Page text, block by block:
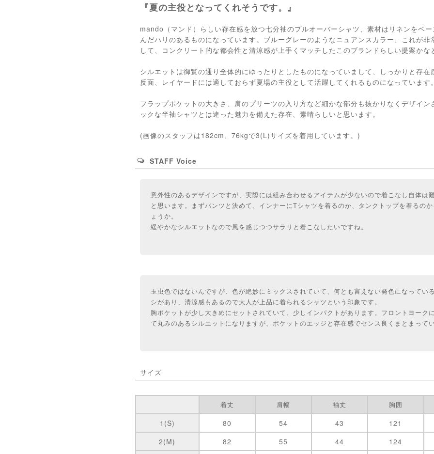
『夏の主役となってくれそうです。』
mando（マンド）らしい存在感を放つ七分袖のプルオーバーシャツ、素材はリネンをベ
んだハリのあるものになっています。ブルーグレーのようなニュアンスカラー、これが非
して、コンクリート的な都会性と清涼感が上手くマッチしたこのブランドらしい提案かな
シルエットは御覧の通り全体的にゆったりとしたものになっていまして、しっかりと存在
反面、レイヤードには適しておらず夏場の主役として活躍してくれるものになっています。
フラップポケットの大きさ、肩のプリーツの入り方など細かな部分も抜かりなくデザイン
ックな半袖シャツとは違った魅力を備えた存在、素晴らしいと思います。
(画像のスタッフは182cm、76kgで3(L)サイズを着用しています。)
STAFF Voice
意外性のあるデザインですが、実際には組み合わせるアイテムが少ないので着こなし自体は
と思います。まずパンツと決めて、インナーにTシャツを着るのか、タンクトップを着るの
ょうか。
緩やかなシルエットなので風を感じつつサラリと着こなしたいですね。
玉虫色ではないんですが、色が絶妙にミックスされていて、何とも言えない発色になってい
シがあり、清涼感もあるので大人が上品に着られるシャツという印象です。
胸ポケットが少し大きめにセットされていて、少しインパクトがあります。フロントヨーク
て丸みのあるシルエットになりますが、ポケットのエッジと存在感でセンス良くまとまって
サイズ
着丈 肩幅 袖丈 胸囲
1(S) 80 54 43 121
2(M)
82 55 44 124